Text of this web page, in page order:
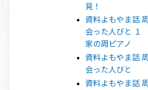
見！
資料よもやま話
会った人びと １
家の周ピアノ
資料よもやま話
会った人びと
資料よもやま話